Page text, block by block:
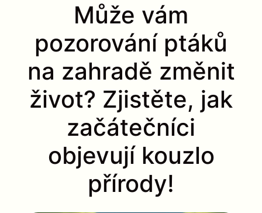
Může vám
pozorování ptáků
na zahradě změnit
život? Zjistěte, jak
začátečníci
objevují kouzlo
přírody!